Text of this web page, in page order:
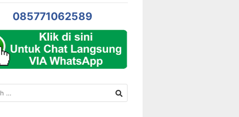
085771062589